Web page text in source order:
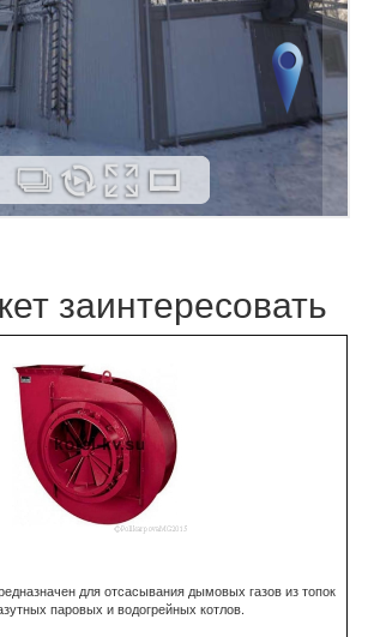
заинтересовать
для отсасывания дымовых газов из топок
паровых и водогрейных котлов.